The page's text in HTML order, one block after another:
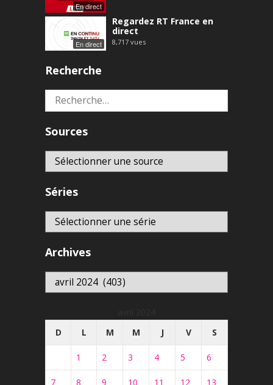
En direct
En direct
Regardez RT France en
direct
8,717 vues
Recherche
Rechercher :
Sources
Séries
Archives
Archives
D
L M M J V S
1 2 3 4 5 6
7 8 9 10 11 12 13